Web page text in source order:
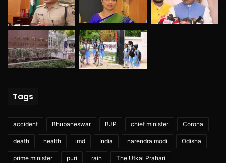
Tags
accident Bhubaneswar BJP chief minister Corona
death health imd India narendra modi Odisha
prime minister puri rain The Utkal Prahari